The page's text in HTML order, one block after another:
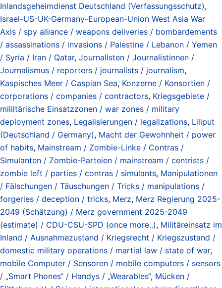
Inlandsgeheimdienst Deutschland (Verfassungsschutz),
Israel-US-UK-Germany-European-Union West Asia War
Axis / spy alliance / weapons deliveries / bombardements
/ assassinations / invasions / Palestine / Lebanon / Yemen
/ Syria / Iran / Qatar, Journalisten / Journalistinnen /
Journalismus / reporters / journalists / journalism,
Kaspisches Meer / Caspian Sea, Konzerne / Konsortien /
corporations / companies / contractors, Kriegsgebiete /
mililtärische Einsatzzonen / war zones / military
deployment zones, Legalisierungen / legalizations, Liliput
(Deutschland / Germany), Macht der Gewohnheit / power
of habits, Mainstream / Zombie-Linke / Contras /
Simulanten / Zombie-Parteien / mainstream / centrists /
zombie left / parties / contras / simulants, Manipulationen
/ Fälschungen / Täuschungen / Tricks / manipulations /
forgeries / deception / tricks, Merz, Merz Regierung 2025-
2049 (Schätzung) / Merz government 2025-2049
(estimate) / CDU-CSU-SPD (once more..), Militäreinsatz im
Inland / Ausnahmezustand / Kriegsrecht / Kriegszustand /
domestic military operations / martial law / state of war,
mobile Computer / Sensoren / mobile computers / sensors
/ „Smart Phones“ / Handys / „Wearables“, Mücken /